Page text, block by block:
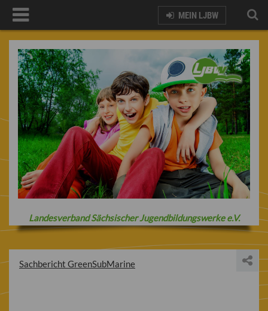
MEIN LJBW
Landesverband Sächsischer Jugendbildungswerke e.V.
Sachbericht GreenSubMarine